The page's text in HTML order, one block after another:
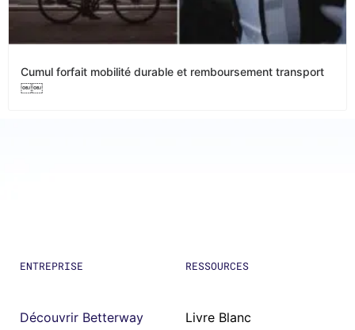
Cumul forfait mobilité durable et remboursement transport
￼￼
ENTREPRISE
Découvrir Betterway
RESSOURCES
Livre Blanc